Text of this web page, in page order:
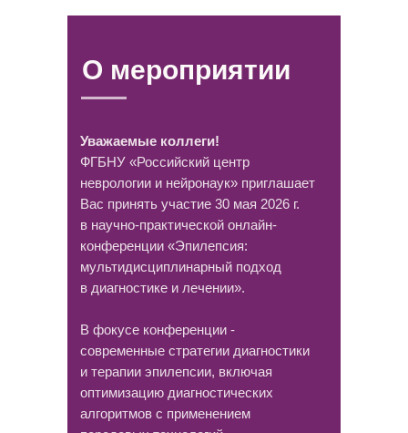
Оферта
О мероприятии
Уважаемые коллеги!
ФГБНУ «Российский центр
неврологии и нейронаук» приглашает
Вас принять участие 30 мая 2026 г.
в научно-практической онлайн-
конференции «Эпилепсия:
мультидисциплинарный подход
в диагностике и лечении».
В фокусе конференции -
современные стратегии диагностики
и терапии эпилепсии, включая
оптимизацию диагностических
алгоритмов с применением